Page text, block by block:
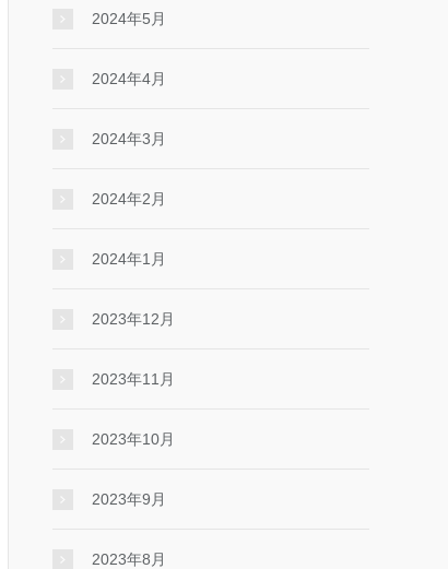
2024年5月
2024年4月
2024年3月
2024年2月
2024年1月
2023年12月
2023年11月
2023年10月
2023年9月
2023年8月